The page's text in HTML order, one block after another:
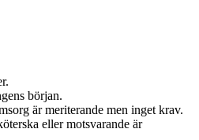
början.
är meriterande men inget krav.
eller motsvarande är